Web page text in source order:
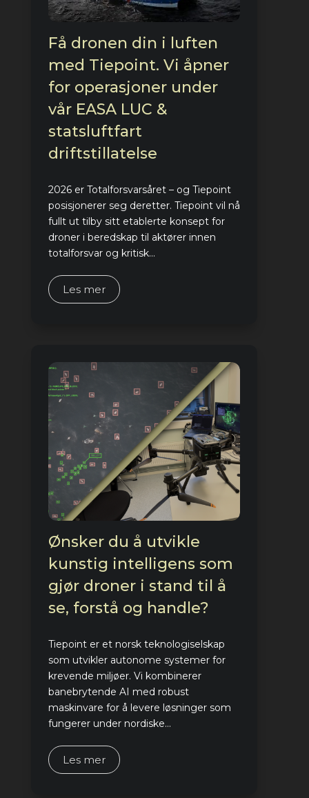
Få dronen din i luften
med Tiepoint. Vi åpner
for operasjoner under
vår EASA LUC &
statsluftfart
driftstillatelse
2026 er Totalforsvarsåret – og Tiepoint
posisjonerer seg deretter. Tiepoint vil nå
fullt ut tilby sitt etablerte konsept for
droner i beredskap til aktører innen
totalforsvar og kritisk...
Les mer
Ønsker du å utvikle
kunstig intelligens som
gjør droner i stand til å
se, forstå og handle?
Tiepoint er et norsk teknologiselskap
som utvikler autonome systemer for
krevende miljøer. Vi kombinerer
banebrytende AI med robust
maskinvare for å levere løsninger som
fungerer under nordiske...
Les mer